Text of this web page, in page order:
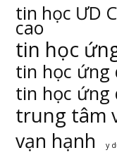
tin học ƯD
cao
tin học
tin học ứng
tin học ứng
trung tâm
vạn hạnh y